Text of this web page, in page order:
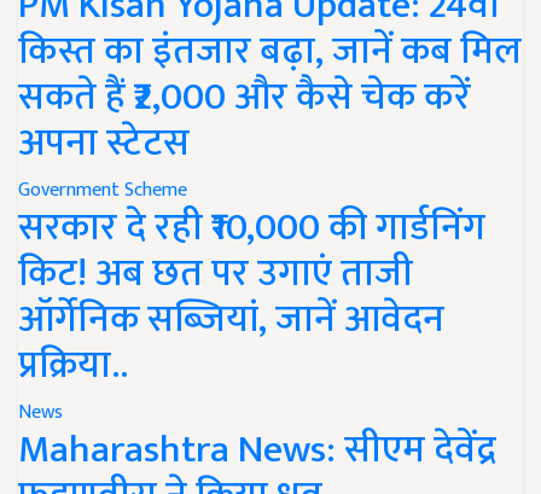
किस्त का इंतजार बढ़ा, जानें कब मिल
सकते हैं ₹2,000 और कैसे चेक करें
अपना स्टेटस
Government Scheme
सरकार दे रही ₹10,000 की गार्डनिंग
किट! अब छत पर उगाएं ताजी
ऑर्गेनिक सब्जियां, जानें आवेदन
प्रक्रिया..
News
Maharashtra News: सीएम देवेंद्र